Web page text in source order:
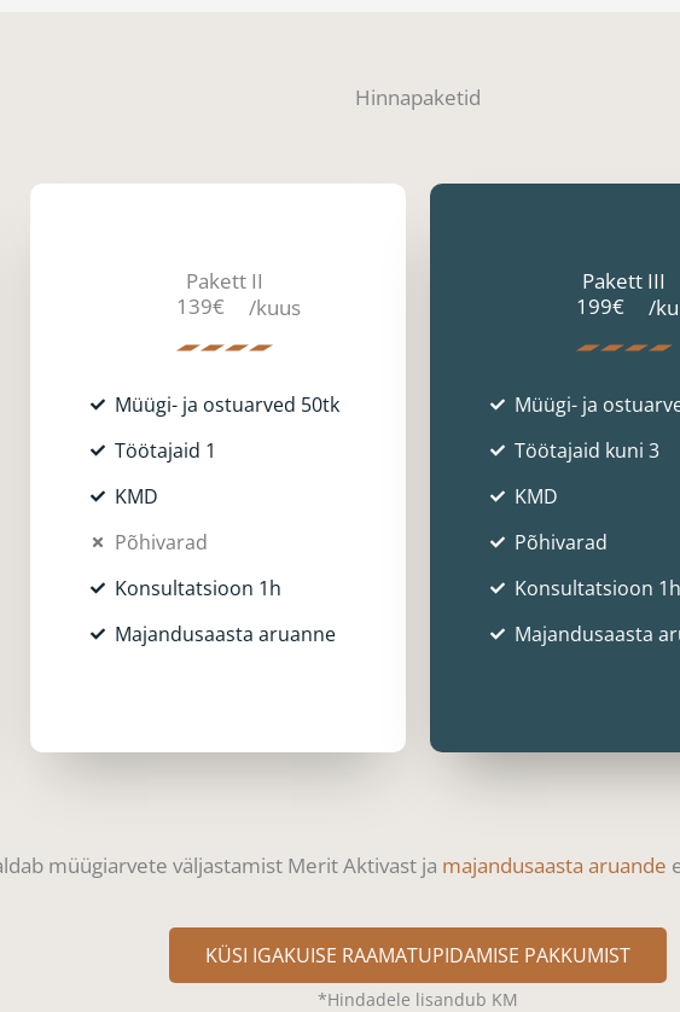
Hinnapaketid
Pakett II
139€
/kuus
Müügi- ja ostuarved 50tk
Töötajaid 1
KMD
Põhivarad
Konsultatsioon 1h
Majandusaasta aruanne
Pakett III
199€
/
Müügi- ja
Töötajaid kuni 3
KMD
Põhivarad
Konsultatsioon 1h
Majandusaasta
müügiarvete väljastamist Merit Aktivast ja majandusaasta aruande
KÜSI IGAKUISE RAAMATUPIDAMISE PAKKUMIST
*Hindadele lisandub KM